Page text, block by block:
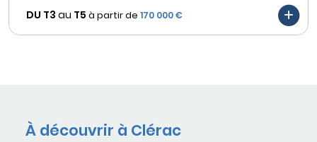
DU T3 au T5 à partir de 170 000 €
À découvrir à Clérac